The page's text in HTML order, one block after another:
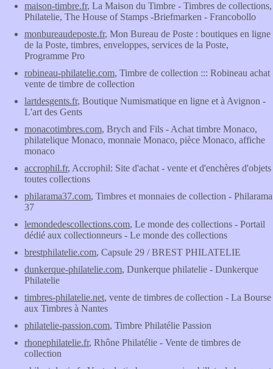
maison-timbre.fr, La Maison du Timbre - Timbres de collections,
Philatelie, The House of Stamps -Briefmarken - Francobollo
monbureaudeposte.fr, Mon Bureau de Poste : boutiques en ligne
de la Poste, timbres, enveloppes, services de la Poste,
Programme Pro
robineau-philatelie.com, Timbre de collection ::: Robineau achat
vente de timbre de collection
lartdesgents.fr, Boutique Numismatique en ligne et à Avignon -
L'art des Gents
monacotimbres.com, Brych and Fils - Achat timbre Monaco,
philatelique Monaco, monnaie Monaco, pièce Monaco, affiche
monaco
accrophil.fr, Accrophil: Site d'achat - vente et d'enchères d'objets
toutes collections
philarama37.com, Timbres et monnaies de collection - Philarama
37
lemondedescollections.com, Le monde des collections - Portail
dédié aux collectionneurs - Le monde des collections
brestphilatelie.com, Capsule 29 / BREST PHILATELIE
dunkerque-philatelie.com, Dunkerque philatelie - Dunkerque
Philatelie
timbres-philatelie.net, vente de timbres de collection - La Bourse
aux Timbres à Nantes
philatelie-passion.com, Timbre Philatélie Passion
rhonephilatelie.fr, Rhône Philatélie - Vente de timbres de
collection